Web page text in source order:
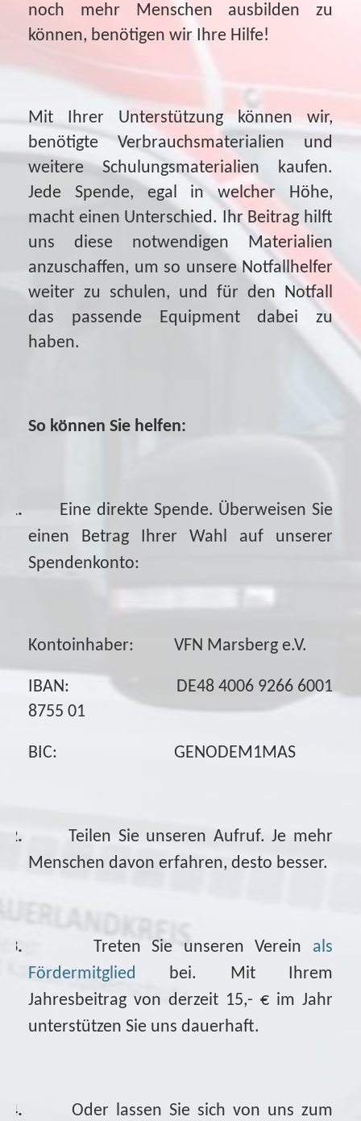
noch mehr Menschen ausbilden zu
können, benötigen wir Ihre Hilfe!
Mit Ihrer Unterstützung können wir,
benötigte Verbrauchsmaterialien und
weitere Schulungsmaterialien kaufen.
Jede Spende, egal in welcher Höhe,
macht einen Unterschied. Ihr Beitrag hilft
uns diese notwendigen Materialien
anzuschaffen, um so unsere Notfallhelfer
weiter zu schulen, und für den Notfall
das passende Equipment dabei zu
haben.
So können Sie helfen:
1.
Eine direkte Spende. Überweisen Sie
einen Betrag Ihrer Wahl auf unserer
Spendenkonto:
Kontoinhaber: VFN Marsberg e.V.
IBAN:
DE48 4006 9266 6001
8755 01
BIC: GENODEM1MAS
2.
Teilen Sie unseren Aufruf. Je mehr
Menschen davon erfahren, desto besser.
3. Treten Sie unseren Verein als
Fördermitglied bei. Mit Ihrem
Jahresbeitrag von derzeit 15,- € im Jahr
unterstützen Sie uns dauerhaft.
4.
Oder lassen Sie sich von uns zum